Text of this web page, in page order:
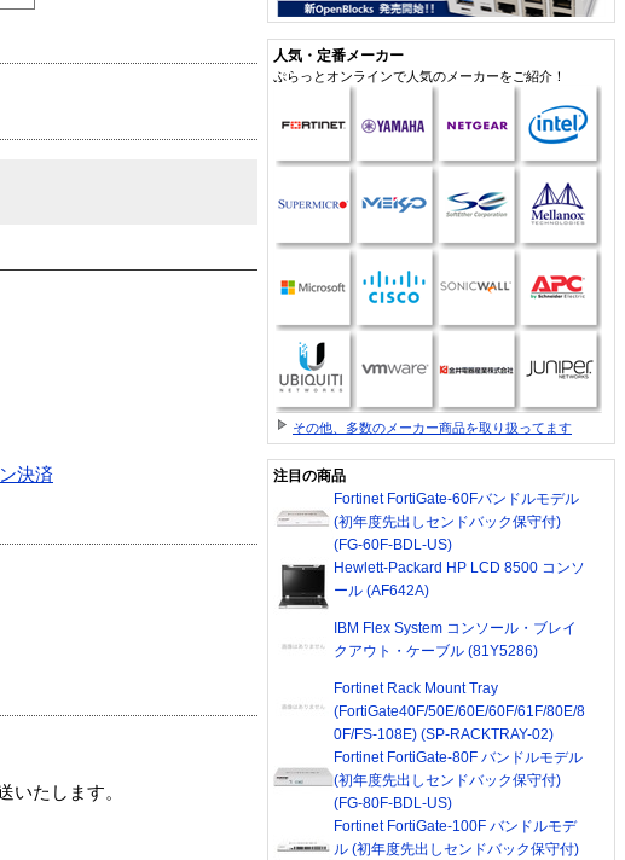
決済
いたします。
人気・定番メーカー
ぷらっとオンラインで人気のメーカーをご紹介！
その他、多数のメーカー商品を取り扱ってます
注目の商品
Fortinet FortiGate-60Fバンドルモデル
(初年度先出しセンドバック保守付)
(FG-60F-BDL-US)
Hewlett-Packard HP LCD 8500 コンソ
ール (AF642A)
IBM Flex System コンソール・ブレイ
クアウト・ケーブル (81Y5286)
Fortinet Rack Mount Tray
(FortiGate40F/50E/60E/60F/61F/80E/8
0F/FS-108E) (SP-RACKTRAY-02)
Fortinet FortiGate-80F バンドルモデル
(初年度先出しセンドバック保守付)
(FG-80F-BDL-US)
Fortinet FortiGate-100F バンドルモデ
ル (初年度先出しセンドバック保守付)